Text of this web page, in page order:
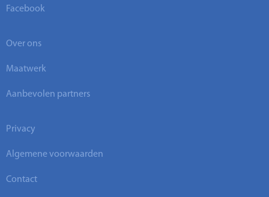
Facebook
Over ons
Maatwerk
Aanbevolen partners
Privacy
Algemene voorwaarden
Contact